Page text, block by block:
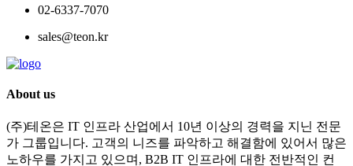
02-6337-7070
sales@teon.kr
About us
(주)테온은 IT 인프라 산업에서 10년 이상의 경력을 지닌 전문
가 그룹입니다. 고객의 니즈를 파악하고 해결함에 있어서 많은
노하우를 가지고 있으며, B2B IT 인프라에 대한 전반적인 컨